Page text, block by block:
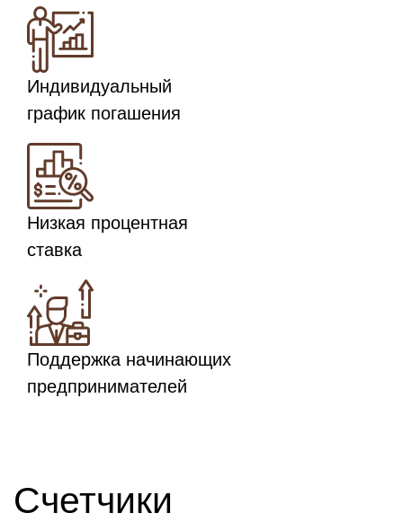
Индивидуальный
график погашения
Низкая процентная
ставка
Поддержка начинающих
предпринимателей
Счетчики